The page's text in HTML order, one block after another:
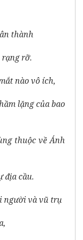
thành
rạng rỡ.
nào vô ích,
lặng của bao
thuộc về Ánh
địa cầu.
người và vũ trụ